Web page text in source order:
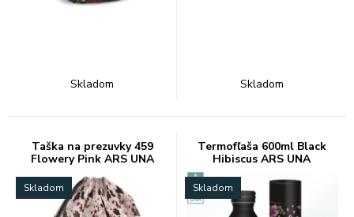
Skladom Skladom
Taška na prezuvky 459
Flowery Pink ARS UNA
Skladom
Termofľaša 600ml Black
Hibiscus ARS UNA
Skladom